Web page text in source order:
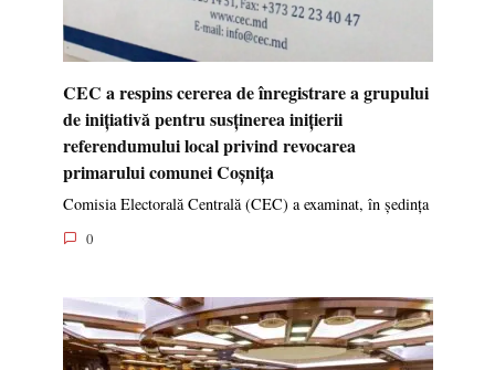
CEC a respins cererea de înregistrare a grupului
de inițiativă pentru susținerea inițierii
referendumului local privind revocarea
primarului comunei Coșnița
Comisia Electorală Centrală (CEC) a examinat, în ședința
0